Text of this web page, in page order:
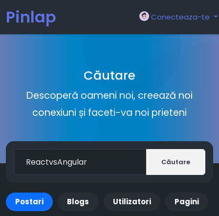
Pinlap Conecteaza-te
Căutare
Descoperă oameni noi, creează noi
conexiuni și faceti-va noi prieteni
Căutare
Postari Blogs Utilizatori Pagini